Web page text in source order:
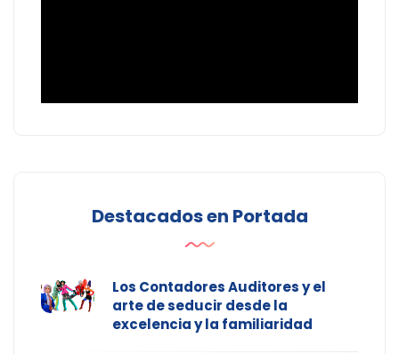
Destacados en Portada
Los Contadores Auditores y el
arte de seducir desde la
excelencia y la familiaridad